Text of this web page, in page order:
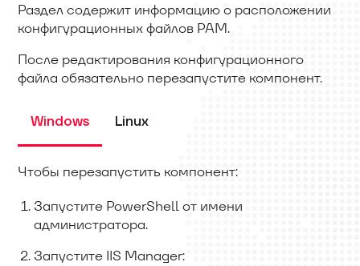
Раздел содержит информацию о расположении
конфигурационных файлов PAM.
После редактирования конфигурационного
файла обязательно перезапустите компонент.
Windows Linux
Чтобы перезапустить компонент:
Запустите PowerShell от имени
администратора.
Запустите IIS Manager: